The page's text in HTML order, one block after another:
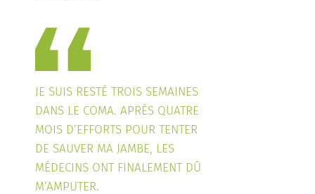
JE SUIS RESTÉ TROIS SEMAINES
DANS LE COMA. APRÈS QUATRE
MOIS D’EFFORTS POUR TENTER
DE SAUVER MA JAMBE, LES
MÉDECINS ONT FINALEMENT DÛ
M’AMPUTER.